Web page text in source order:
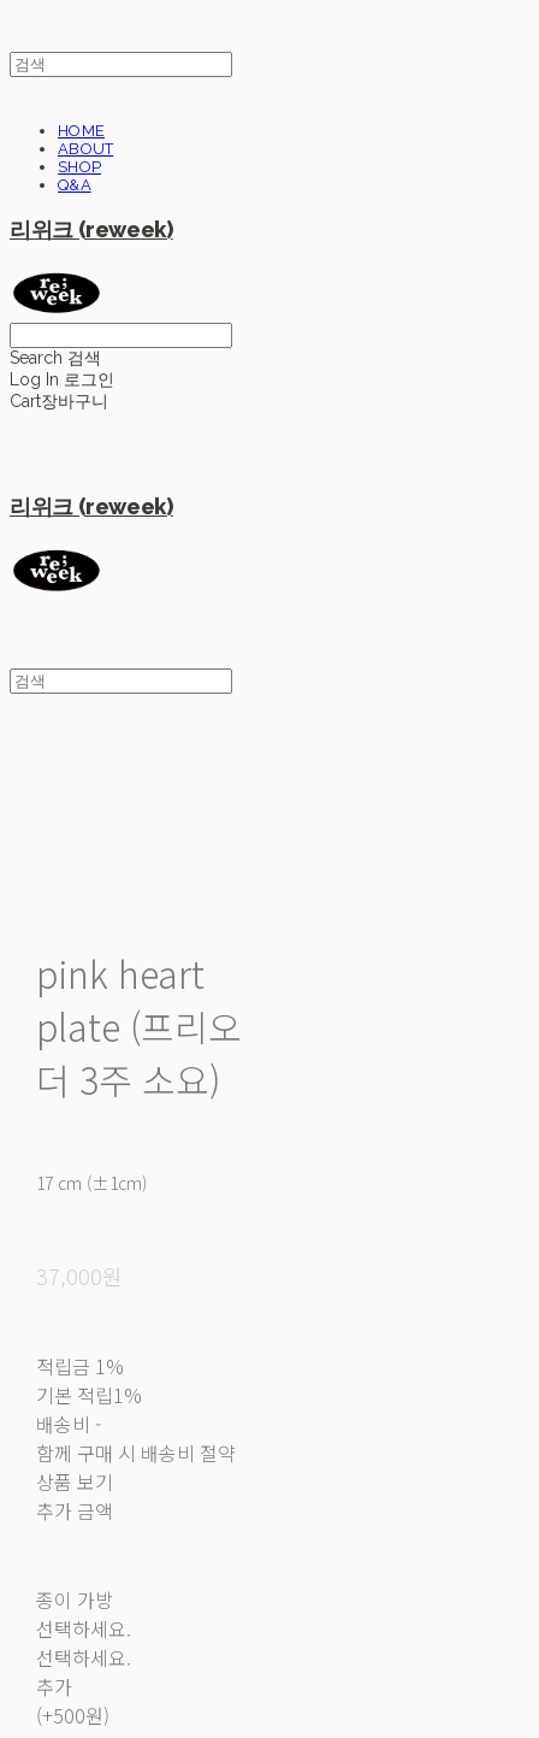
HOME
ABOUT
SHOP
Q&A
리위크 (reweek)
Search 검색
Log In 로그인
Cart장바구니
리위크 (reweek)
pink heart
plate (프리오
더 3주 소요)
17 cm (±1cm)
37,000원
적립금 1%
기본 적립1%
배송비 -
함께 구매 시 배송비 절약
상품 보기
추가 금액
종이 가방
선택하세요.
선택하세요.
추가
(+500원)